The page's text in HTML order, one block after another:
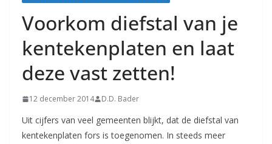
Voorkom diefstal van je
kentekenplaten en laat
deze vast zetten!
12 december 2014 D.D. Bader
Uit cijfers van veel gemeenten blijkt, dat de diefstal van
kentekenplaten fors is toegenomen. In steeds meer